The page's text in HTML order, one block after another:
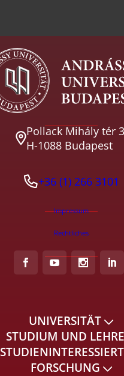
Pollack Mihály tér
H-1088 Budapest
+36 (1) 266 3101
Impressum
Rechtliches
UNIVERSITÄT
STUDIUM UND LEHRE
FORSCHUNG